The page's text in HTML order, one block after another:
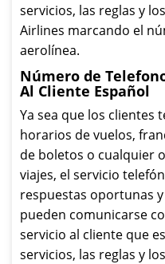
servicios, las reglas y
Airlines marcando el
aerolínea.
Número de
Al Cliente Español
Ya sea que los clientes
horarios de vuelos,
de boletos o cualquier
viajes, el servicio
respuestas oportunas
pueden comunicarse
servicio al cliente que
servicios, las reglas y